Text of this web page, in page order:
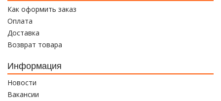
Как оформить заказ
Оплата
Доставка
Возврат товара
Информация
Новости
Вакансии